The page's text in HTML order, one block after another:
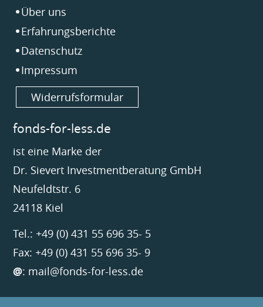
Über uns
Erfahrungsberichte
Datenschutz
Impressum
Widerrufsformular
fonds-for-less.de
ist eine Marke der
Dr. Sievert Investmentberatung GmbH
Neufeldtstr. 6
24118 Kiel
Tel.: +49 (0) 431 55 696 35- 5
Fax: +49 (0) 431 55 696 35- 9
@: mail@fonds-for-less.de